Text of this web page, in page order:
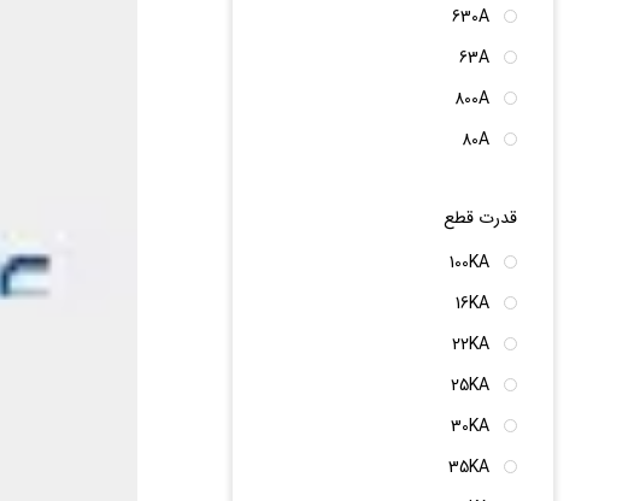
630A
63A
800A
80A
قدرت قطع
100KA
16KA
22KA
25KA
30KA
35KA